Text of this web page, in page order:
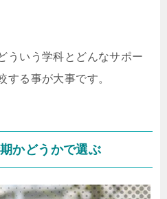
ういう学科とどんなサポー
する事が大事です。
かどうかで選ぶ